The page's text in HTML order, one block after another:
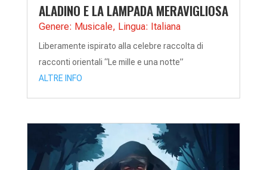
ALADINO E LA LAMPADA MERAVIGLIOSA
Genere: Musicale, Lingua: Italiana
Liberamente ispirato alla celebre raccolta di
racconti orientali “Le mille e una notte”
ALTRE INFO